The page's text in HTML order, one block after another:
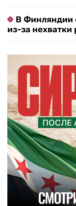
В Финляндии
из-за